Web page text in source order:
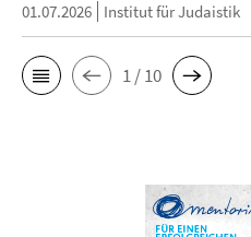
01.07.2026 Institut für Judaistik
1 / 10